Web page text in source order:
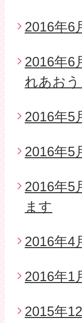
2016年6
2016年6
れあおう
2016年5
2016年5
2016年5
ます
2016年4
2016年1
2015年